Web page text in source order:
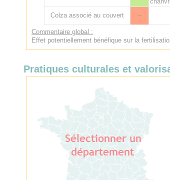
Colza associé au couvert
--
Commentaire global :
Effet potentiellement bénéfique sur la
Pratiques culturales et